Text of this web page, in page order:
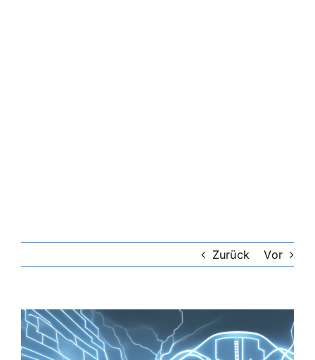
Zurück Vor
Zeige
grösseres
Bild